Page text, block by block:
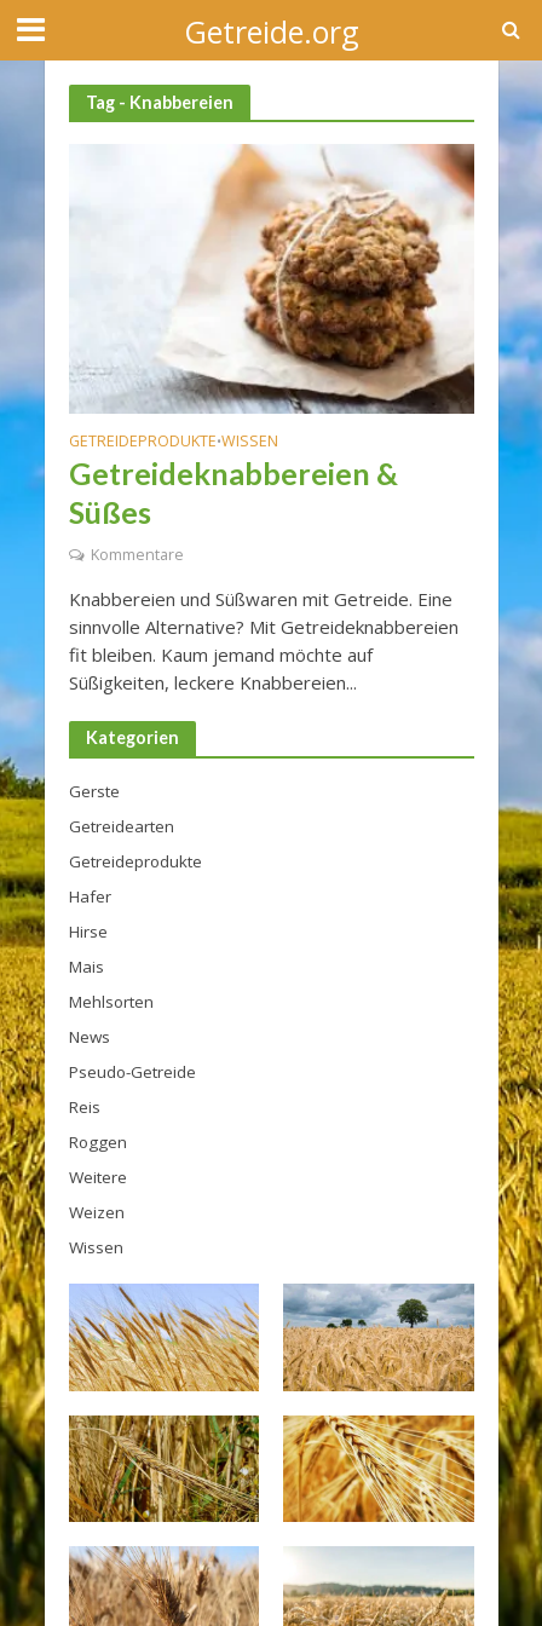
Getreide.org
Tag - Knabbereien
GETREIDEPRODUKTE•WISSEN
Getreideknabbereien &
Süßes
Kommentare
Knabbereien und Süßwaren mit Getreide. Eine
sinnvolle Alternative? Mit Getreideknabbereien
fit bleiben. Kaum jemand möchte auf
Süßigkeiten, leckere Knabbereien...
Kategorien
Gerste
Getreidearten
Getreideprodukte
Hafer
Hirse
Mais
Mehlsorten
News
Pseudo-Getreide
Reis
Roggen
Weitere
Weizen
Wissen